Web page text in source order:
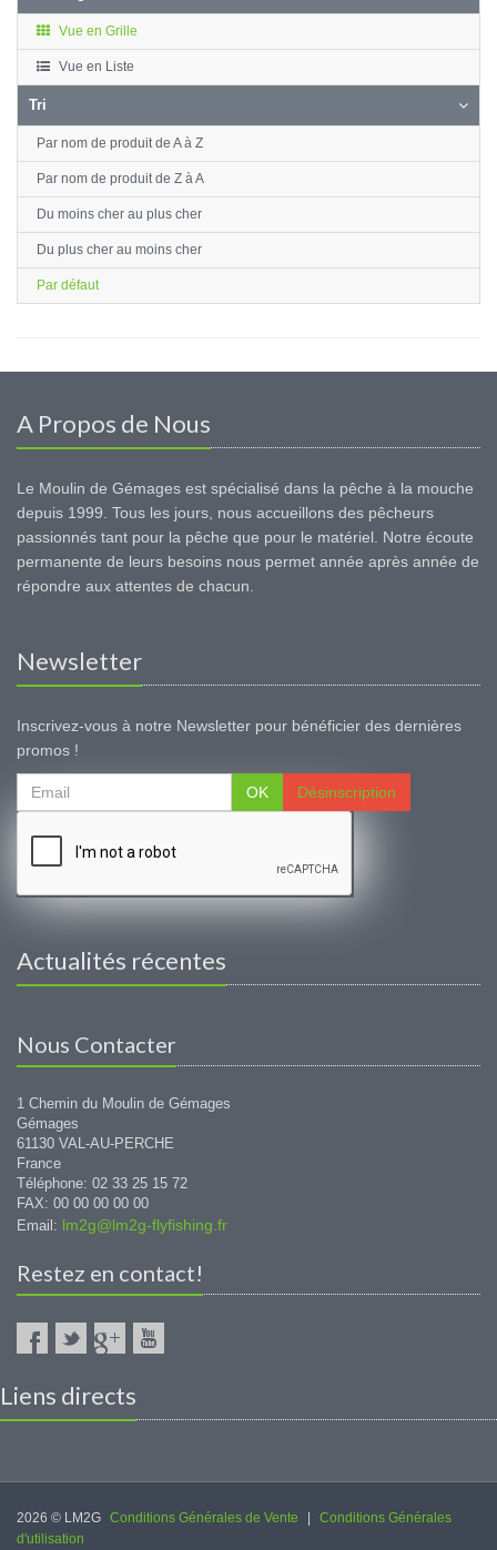
Vue en Grille
Vue en Liste
Tri
Par nom de produit de A à Z
Par nom de produit de Z à A
Du moins cher au plus cher
Du plus cher au moins cher
Par défaut
A Propos de Nous
Le Moulin de Gémages est spécialisé dans la pêche à la mouche
depuis 1999. Tous les jours, nous accueillons des pêcheurs
passionnés tant pour la pêche que pour le matériel. Notre écoute
permanente de leurs besoins nous permet année après année de
répondre aux attentes de chacun.
Newsletter
Inscrivez-vous à notre Newsletter pour bénéficier des dernières
promos !
OK Désinscription
Actualités récentes
Nous Contacter
1 Chemin du Moulin de Gémages
Gémages
61130 VAL-AU-PERCHE
France
Téléphone: 02 33 25 15 72
FAX: 00 00 00 00 00
Email: lm2g@lm2g-flyfishing.fr
Restez en contact!
Liens directs
2026 © LM2G Conditions Générales de Vente
Conditions Générales
d'utilisation